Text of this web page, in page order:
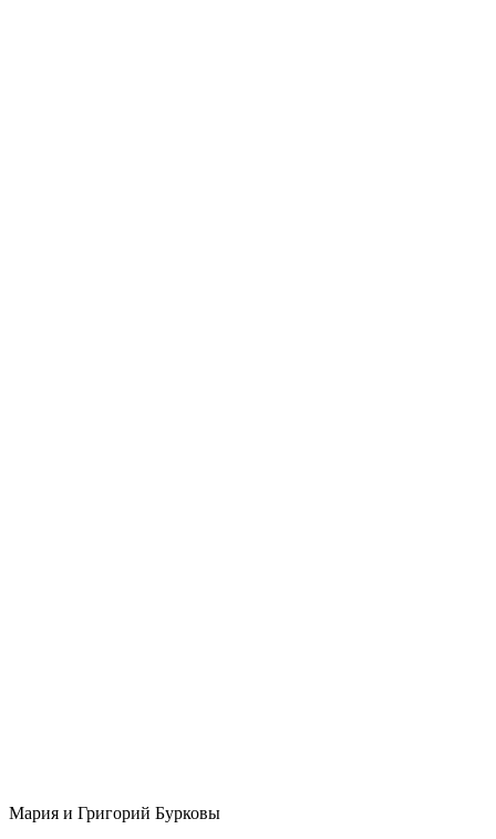
Мария и Григорий Бурковы